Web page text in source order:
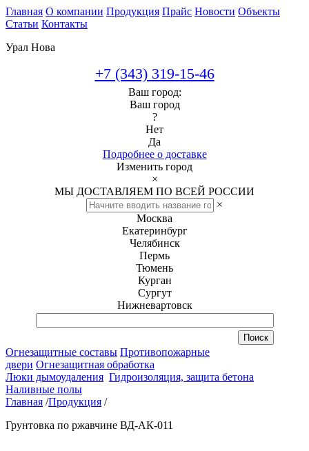
Главная О компании Продукция Прайс Новости Объекты
Статьи Контакты
Урал Нова
+7 (343) 319-15-46
Ваш город:
Ваш город
?
Нет
Да
Подробнее о доставке
Изменить город
×
МЫ ДОСТАВЛЯЕМ ПО ВСЕЙ РОССИИ
×
Москва
Екатеринбург
Челябинск
Пермь
Тюмень
Курган
Сургут
Нижневартовск
Огнезащитные составы Противопожарные
двери Огнезащитная обработка
Люки дымоудаления Гидроизоляция, защита бетона
Наливные полы
Главная /Продукция /
Грунтовка по ржавчине ВД-АК-011